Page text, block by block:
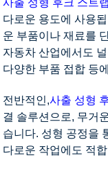
다로운 용도에 사용
운 부품이나 재료를
자동차 산업에서도
다양한 부품 접합 등
전반적인,사출 성형
결 솔루션으로, 무거
습니다. 성형 공정을
다로운 작업에도 적